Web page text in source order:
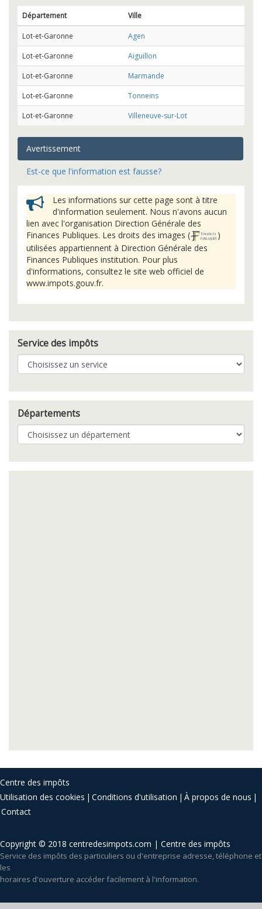
Département Ville
Lot-et-Garonne
Agen
Lot-et-Garonne
Aiguillon
Lot-et-Garonne
Marmande
Lot-et-Garonne
Tonneins
Lot-et-Garonne
Villeneuve-sur-Lot
Avertissement
Est-ce que l'information est fausse?
Les informations sur cette page sont à titre
d'information seulement. Nous n'avons aucun
lien avec l'organisation Direction Générale des
Finances Publiques. Les droits des images (
)
utilisées appartiennent à Direction Générale des
Finances Publiques institution. Pour plus
d'informations, consultez le site web officiel de
www.impots.gouv.fr.
Service des impôts
Départements
Centre des impôts
Utilisation des cookies
Conditions d'utilisation
À propos de nous
Contact
Copyright © 2018 centredesimpots.com | Centre des impôts
Service des impôts des particuliers ou d'entreprise adresse, téléphone et
les
horaires d'ouverture accéder facilement à l'information.